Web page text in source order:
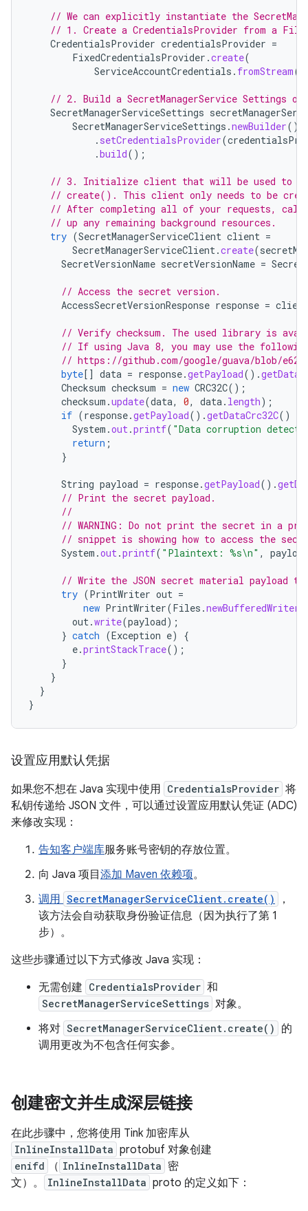
// We can explicitly instantiate the
// 1. Create a CredentialsProvider from a
CredentialsProvider credentialsProvider =
FixedCredentialsProvider .create(
ServiceAccountCredentials . fromStream(
// 2. Build a SecretManagerService Settings
SecretManagerServiceSettings
SecretManagerServiceSettings .newBuilder()
. setCredentialsProvider(
.build();
// 3. Initialize client that will be used to
// create(). This client only needs to be
// After completing all of your requests, call
// up any remaining background resources.
try (SecretManagerServiceClient client =
SecretManagerServiceClient.create(
SecretVersionName secretVersionName =
// Access the secret version.
AccessSecretVersionResponse response = client
// Verify checksum. The used library is
// If using Java 8, you may use the
// https://github.com/google/guava/blob/
byte [] data = response.getPayload().getData
Checksum checksum = new CRC32C();
checksum .update(data, 0, data. length);
if (response.getPayload().getDataCrc32C()
System .out.printf( "Data corruption
return ;
}
String payload = response.getPayload().
// Print the secret payload.
//
// WARNING: Do not print the secret in a
// snippet is showing how to access the
System .out.printf( "Plaintext: %s\n" , payload
// Write the JSON secret material payload
try (PrintWriter out =
new PrintWriter(Files .newBufferedWriter
out.write(payload);
} catch (Exception e)
{
e.printStackTrace();
}
}
}
}
设置应用默认凭据
如果您不想在 Java 实现中使用 CredentialsProvider 将
私钥传递给 JSON 文件，可以通过设置应用默认凭证 (ADC)
来修改实现：
告知客户端库服务账号密钥的存放位置。
向 Java 项目 添加 Maven 依赖项。
调用 SecretManagerServiceClient.create()
，
该方法会自动获取身份验证信息（因为执行了第 1
步）。
这些步骤通过以下方式修改 Java 实现：
无需创建 CredentialsProvider 和
SecretManagerServiceSettings 对象。
将对 SecretManagerServiceClient.create()
的
调用更改为不包含任何实参。
创建密文并生成深层链接
在此步骤中，您将使用 Tink 加密库从
InlineInstallData protobuf 对象创建
enifd （ InlineInstallData 密
文）。
InlineInstallData proto 的定义如下：